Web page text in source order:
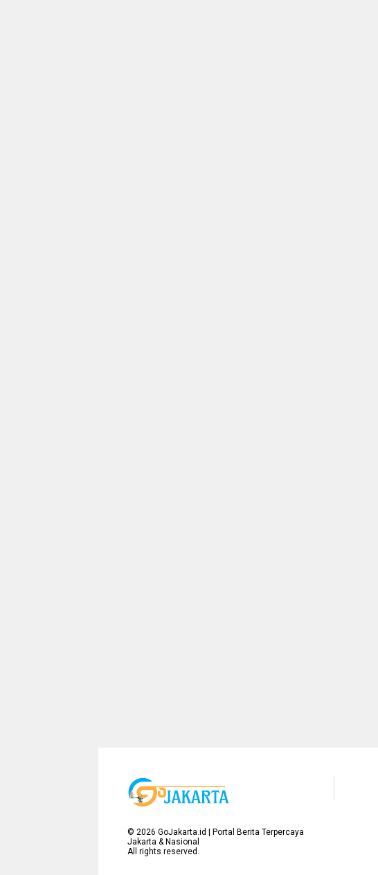
©2026 GoJakarta.id | Portal Berita Terpercaya
Jakarta & Nasional
All rights reserved.